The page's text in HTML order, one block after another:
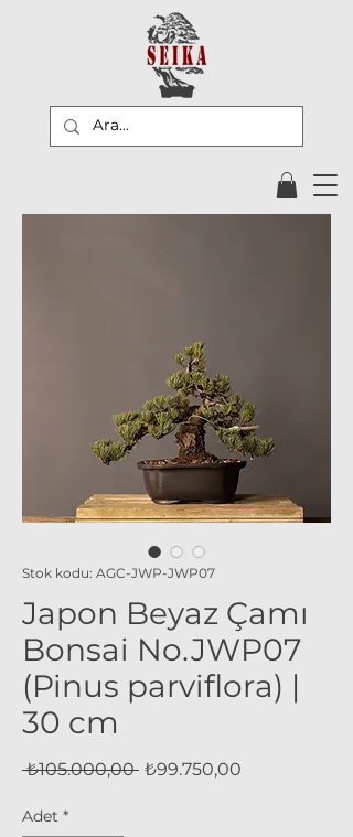
Stok kodu: AGC-JWP-JWP07
Japon Beyaz Çamı
Bonsai No.JWP07
(Pinus parviflora) |
30 cm
₺105.000,00 Normal
₺99.750,00
Adet *